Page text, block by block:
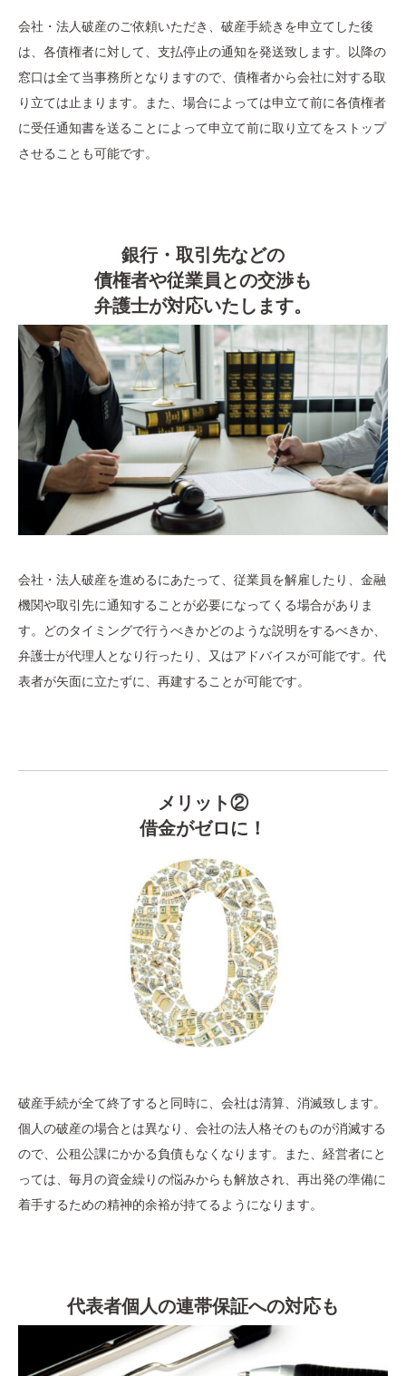
会社・法人破産のご依頼いただき、破産手続きを申立てした後
は、各債権者に対して、支払停止の通知を発送致します。以降の
窓口は全て当事務所となりますので、債権者から会社に対する取
り立ては止まります。また、場合によっては申立て前に各債権者
に受任通知書を送ることによって申立て前に取り立てをストップ
させることも可能です。
銀行・取引先などの
債権者や従業員との交渉も
弁護士が対応いたします。
会社・法人破産を進めるにあたって、従業員を解雇したり、金融
機関や取引先に通知することが必要になってくる場合がありま
す。どのタイミングで行うべきかどのような説明をするべきか、
弁護士が代理人となり行ったり、又はアドバイスが可能です。代
表者が矢面に立たずに、再建することが可能です。
メリット②
借金がゼロに！
破産手続が全て終了すると同時に、会社は清算、消滅致します。
個人の破産の場合とは異なり、会社の法人格そのものが消滅する
ので、公租公課にかかる負債もなくなります。また、経営者にと
っては、毎月の資金繰りの悩みからも解放され、再出発の準備に
着手するための精神的余裕が持てるようになります。
代表者個人の連帯保証への対応も